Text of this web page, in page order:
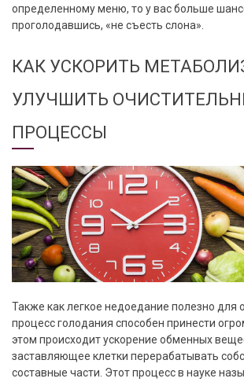
определенному меню, то у вас больше
проголодавшись, «не съесть слона».
КАК УСКОРИТЬ
УЛУЧШИТЬ
ПРОЦЕССЫ
Также как легкое недоедание полезно для
процесс голодания способен принести
этом происходит ускорение обменных
заставляющее клетки перерабатывать
составные части. Этот процесс в науке